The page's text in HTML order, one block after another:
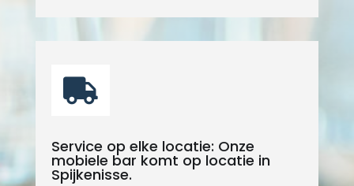

Service op elke locatie: Onze
mobiele bar komt op locatie in
Spijkenisse.